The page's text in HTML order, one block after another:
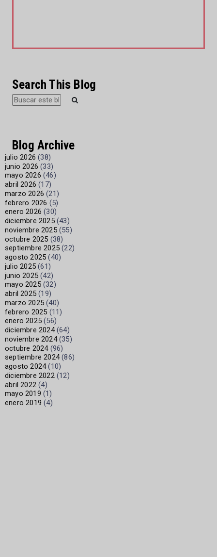
Search This Blog
Blog Archive
julio 2026 (38)
junio 2026 (33)
mayo 2026 (46)
abril 2026 (17)
marzo 2026 (21)
febrero 2026 (5)
enero 2026 (30)
diciembre 2025(43)
noviembre 2025(55)
octubre 2025 (38)
septiembre 2025 (22)
agosto 2025 (40)
julio 2025 (61)
junio 2025 (42)
mayo 2025(32)
abril 2025 (19)
marzo 2025 (40)
febrero 2025 (11)
enero 2025 (56)
diciembre 2024(64)
noviembre 2024(35)
octubre 2024(96)
septiembre 2024(86)
agosto 2024(10)
diciembre 2022(12)
abril 2022 (4)
mayo 2019 (1)
enero 2019 (4)